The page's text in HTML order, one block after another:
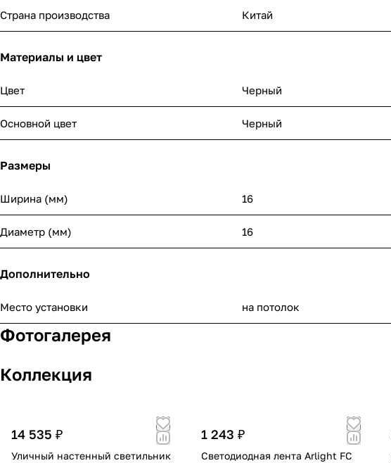
Страна производства Китай
Материалы и цвет
Цвет Черный
Основной цвет Черный
Размеры
Ширина (мм) 16
Диаметр (мм) 16
Дополнительно
Место установки на потолок
Фотогалерея
Коллекция
14 535 ₽
Уличный настенный светильник
1 243 ₽
Светодиодная лента Arlight FC